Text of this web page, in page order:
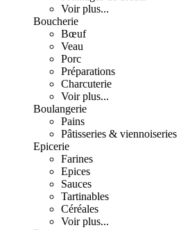
Voir plus...
Boucherie
Bœuf
Veau
Porc
Préparations
Charcuterie
Voir plus...
Boulangerie
Pains
Pâtisseries & viennoiseries
Epicerie
Farines
Epices
Sauces
Tartinables
Céréales
Voir plus...